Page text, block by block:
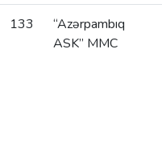
133
“Azərpambıq
ASK” MMC